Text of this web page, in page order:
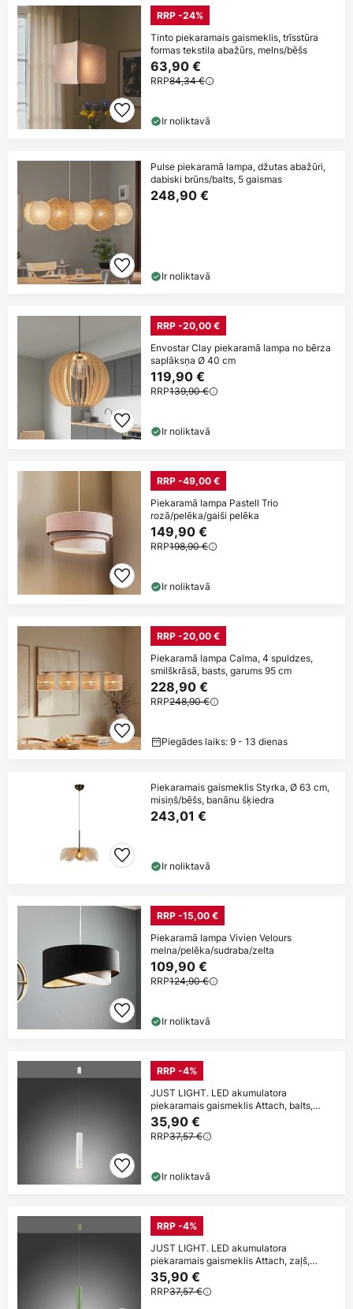
RRP -24%
Tinto piekaramais gaismeklis, trīsstūra
formas tekstila abažūrs, melns/bēšs
63,90 €
RRP84,34 €
Ir noliktavā
Pulse piekaramā lampa, džutas abažūri,
dabiski brūns/balts, 5 gaismas
248,90 €
Ir noliktavā
RRP -20,00 €
Envostar Clay piekaramā lampa no bērza
saplāksņa Ø 40 cm
119,90 €
RRP139,90 €
Ir noliktavā
RRP -49,00 €
Piekaramā lampa Pastell Trio
rozā/pelēka/gaiši pelēka
149,90 €
RRP198,90 €
Ir noliktavā
RRP -20,00 €
Piekaramā lampa Calma, 4 spuldzes,
smilškrāsā, basts, garums 95 cm
228,90 €
RRP248,90 €
Piegādes laiks: 9 - 13 dienas
Piekaramais gaismeklis Styrka, Ø 63 cm,
misiņš/bēšs, banānu šķiedra
243,01 €
Ir noliktavā
RRP -15,00 €
Piekaramā lampa Vivien Velours
melna/pelēka/sudraba/zelta
109,90 €
RRP124,90 €
Ir noliktavā
RRP -4%
JUST LIGHT. LED akumulatora
piekaramais gaismeklis Attach, balts,
dzelzs
35,90 €
RRP37,57 €
Ir noliktavā
RRP -4%
JUST LIGHT. LED akumulatora
piekaramais gaismeklis Attach, zaļš,
dzelzs
35,90 €
RRP37,57 €